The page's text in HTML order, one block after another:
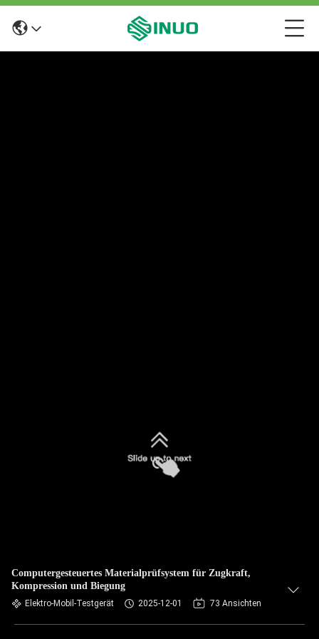
Computergesteuertes Materialprüfsystem für Zugkraft,
Kompression und Biegung
Elektro-Mobil-Testgerät 2025-12-01 73 Ansichten